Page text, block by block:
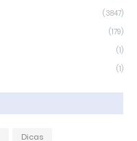
(3847)
(179)
(1)
(1)
Dicas